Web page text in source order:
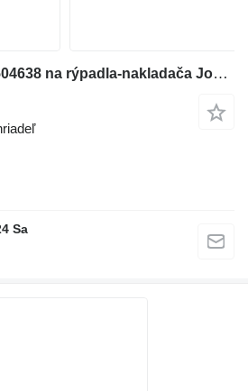
Kľukový hriadeľ RE504638 na rýpadla-nakladača John Deere 310G
Sa